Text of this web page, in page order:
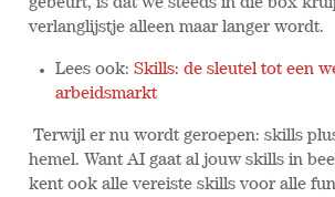
gebeurt, is dat we steeds in die box
verlanglijstje alleen maar langer wordt.
Lees ook:Skills: de sleutel tot een
arbeidsmarkt
Terwijl er nu wordt geroepen: skills
hemel. Want AI gaat al jouw skills in
kent ook alle vereiste skills voor alle